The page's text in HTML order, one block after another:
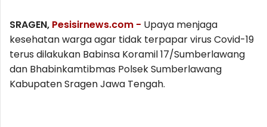
SRAGEN, Pesisirnews.com - Upaya menjaga
kesehatan warga agar tidak terpapar virus Covid-19
terus dilakukan Babinsa Koramil 17/Sumberlawang
dan Bhabinkamtibmas Polsek Sumberlawang
Kabupaten Sragen Jawa Tengah.